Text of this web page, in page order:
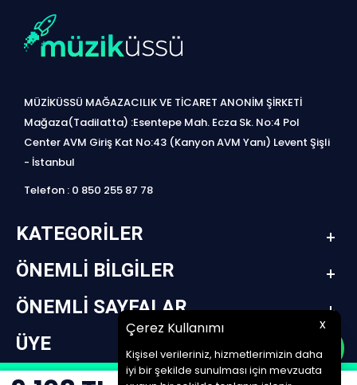
Çerez Kullanımı x
Kişisel verileriniz, hizmetlerimizin daha
iyi bir şekilde sunulması için mevzuata
MÜZİKÜSSÜ MAĞAZACILIK VE TİCARET ANONİM ŞİRKETİ
Mağaza(Tadilatta) :Esentepe Mah. Ecza Sk. No:4 Pol
Center AVM Giriş Kat No:43 (Kanyon AVM Yanı) Levent Şişli
- İstanbul
Telefon : 0 850 255 87 78
KATEGORILER
ÖNEMLI BILGILER
ÖNEMLI SAYFALAR
ÜYE
design by jetpack | www.müziküssü.com | copyright ©2022 Tüm hakları saklıdır.